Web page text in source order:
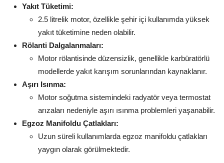
Yakıt Tüketimi:
2.5 litrelik motor, özellikle şehir içi kullanımda yüksek
yakıt tüketimine neden olabilir.
Rölanti Dalgalanmaları:
Motor rölantisinde düzensizlik, genellikle karbüratörlü
modellerde yakıt karışım sorunlarından kaynaklanır.
Aşırı Isınma:
Motor soğutma sistemindeki radyatör veya termostat
arızaları nedeniyle aşırı ısınma problemleri yaşanabilir.
Egzoz Manifoldu Çatlakları:
Uzun süreli kullanımlarda egzoz manifoldu çatlakları
yaygın olarak görülmektedir.